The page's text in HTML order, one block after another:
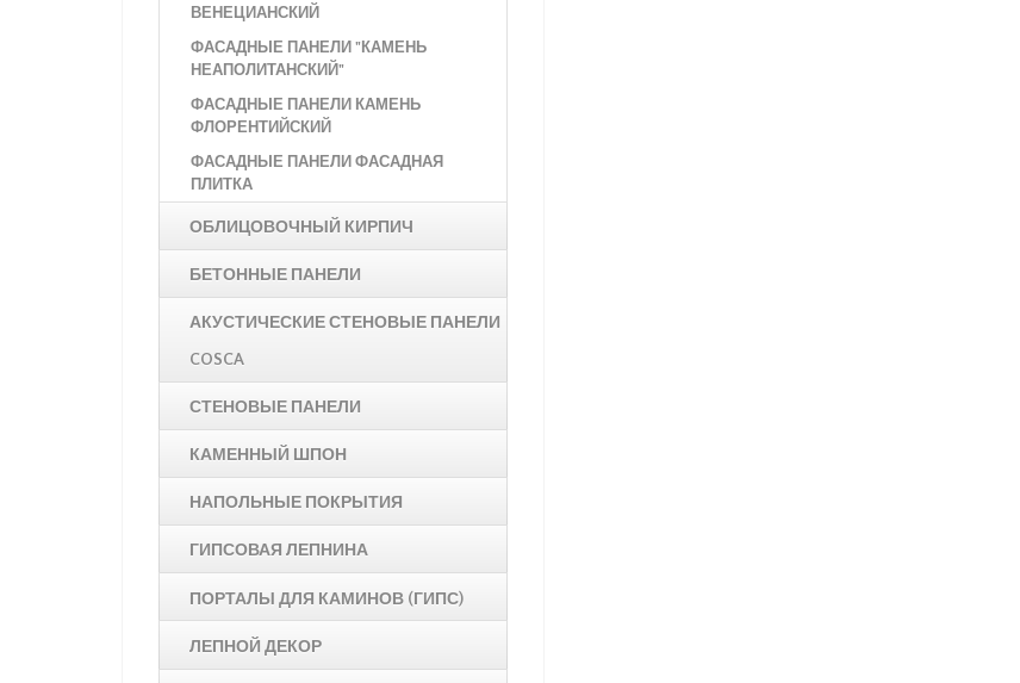
ВЕНЕЦИАНСКИЙ
ФАСАДНЫЕ ПАНЕЛИ "КАМЕНЬ
НЕАПОЛИТАНСКИЙ"
ФАСАДНЫЕ ПАНЕЛИ КАМЕНЬ
ФЛОРЕНТИЙСКИЙ
ФАСАДНЫЕ ПАНЕЛИ ФАСАДНАЯ
ПЛИТКА
ОБЛИЦОВОЧНЫЙ КИРПИЧ
БЕТОННЫЕ ПАНЕЛИ
АКУСТИЧЕСКИЕ СТЕНОВЫЕ ПАНЕЛИ
COSCA
СТЕНОВЫЕ ПАНЕЛИ
КАМЕННЫЙ ШПОН
НАПОЛЬНЫЕ ПОКРЫТИЯ
ГИПСОВАЯ ЛЕПНИНА
ПОРТАЛЫ ДЛЯ КАМИНОВ (ГИПС)
ЛЕПНОЙ ДЕКОР